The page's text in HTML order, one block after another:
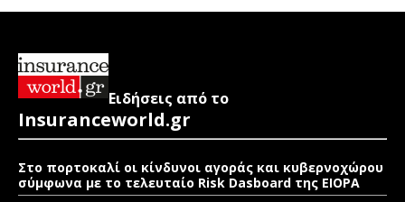
Ειδήσεις από το
Insuranceworld.gr
Στο πορτοκαλί οι κίνδυνοι αγοράς και κυβερνοχώρου
σύμφωνα με το τελευταίο Risk Dasboard της EIOPA